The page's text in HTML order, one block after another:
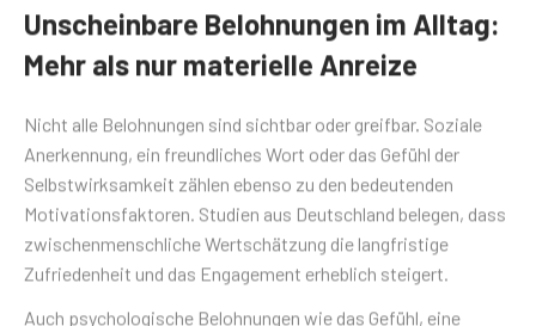
Unscheinbare Belohnungen im Alltag:
Mehr als nur materielle Anreize
Nicht alle Belohnungen sind sichtbar oder greifbar. Soziale
Anerkennung, ein freundliches Wort oder das Gefühl der
Selbstwirksamkeit zählen ebenso zu den bedeutenden
Motivationsfaktoren. Studien aus Deutschland belegen, dass
zwischenmenschliche Wertschätzung die langfristige
Zufriedenheit und das Engagement erheblich steigert.
Auch psychologische Belohnungen wie das Gefühl, eine